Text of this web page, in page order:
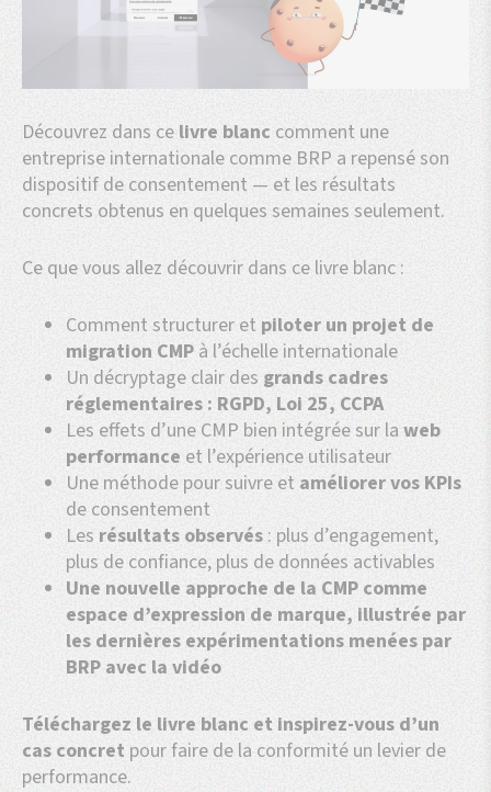
Découvrez dans ce livre blanc comment une
entreprise internationale comme BRP a repensé son
dispositif de consentement — et les résultats
concrets obtenus en quelques semaines seulement.
Ce que vous allez découvrir dans ce livre blanc :
Comment structurer et piloter un projet de
migration CMP à l’échelle internationale
Un décryptage clair des grands cadres
réglementaires : RGPD, Loi 25, CCPA
Les effets d’une CMP bien intégrée sur la web
performance et l’expérience utilisateur
Une méthode pour suivre et améliorer vos KPIs
de consentement
Les résultats observés : plus d’engagement,
plus de confiance, plus de données activables
Une nouvelle approche de la CMP comme
espace d’expression de marque, illustrée par
les dernières expérimentations menées par
BRP avec la vidéo
Téléchargez le livre blanc et inspirez-vous d’un
cas concret pour faire de la conformité un levier de
performance.